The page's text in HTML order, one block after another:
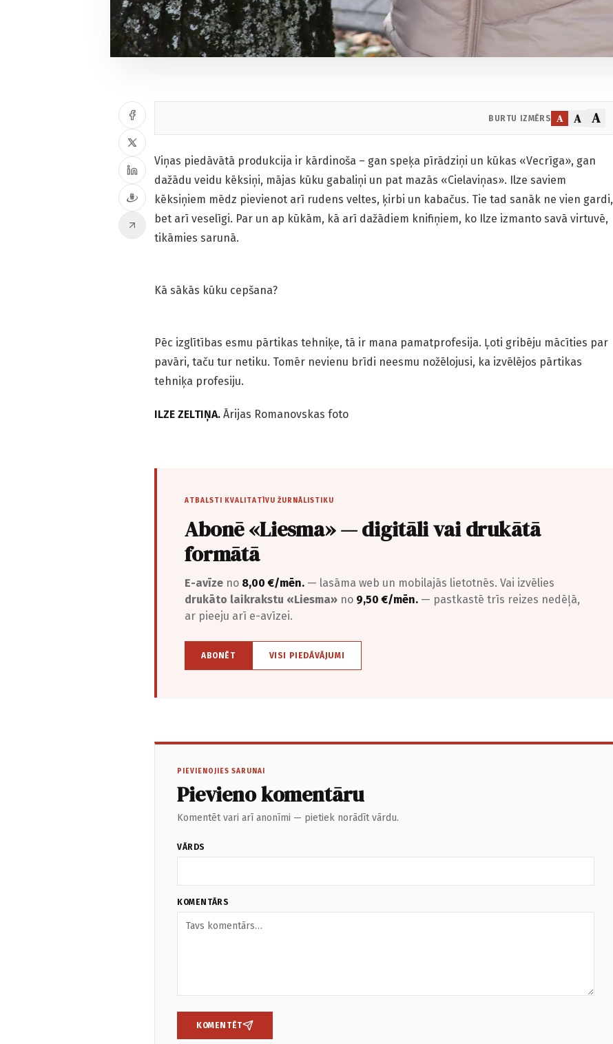
BURTU IZMĒRS A A A
Viņas piedāvātā produkcija ir kārdinoša – gan speķa pīrādziņi un kūkas «Vecrīga», gan
dažādu veidu kēksiņi, mājas kūku gabaliņi un pat mazās «Cielaviņas». Ilze saviem
kēksiņiem mēdz pievienot arī rudens veltes, ķirbi un kabačus. Tie tad sanāk ne vien gardi,
bet arī veselīgi. Par un ap kūkām, kā arī dažādiem knifiņiem, ko Ilze izmanto savā virtuvē,
tikāmies sarunā.
Kā sākās kūku cepšana?
Pēc izglītības esmu pārtikas tehniķe, tā ir mana pamatprofesija. Ļoti gribēju mācīties par
pavāri, taču tur netiku. Tomēr nevienu brīdi neesmu nožēlojusi, ka izvēlējos pārtikas
tehniķa profesiju.
ILZE ZELTIŅA. Ārijas Romanovskas foto
ATBALSTI KVALITATĪVU ŽURNĀLISTIKU
Abonē «Liesma» — digitāli vai drukātā
formātā
E-avīze no 8,00 €/mēn. — lasāma web un mobilajās lietotnēs. Vai izvēlies
drukāto laikrakstu «Liesma» no 9,50 €/mēn. — pastkastē trīs reizes nedēļā,
ar pieeju arī e-avīzei.
ABONĒT VISI PIEDĀVĀJUMI
PIEVIENOJIES SARUNAI
Pievieno komentāru
Komentēt vari arī anonīmi — pietiek norādīt vārdu.
VĀRDS
KOMENTĀRS
KOMENTĒT